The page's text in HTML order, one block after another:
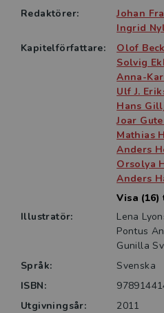
naturvetenskap och hälso-
apotekar-, biomedicin-,
sjuksköterskeprogrammen,
medicinskt perspektiv inom
och psykologutbildning. Den
som kurslitteratur för
Redaktörer:
Johan
Ingrid
Kapitelförfattare:
Olof Beck
Solvig
Anna-
Ulf J.
Hans
Joar
Mathias
Anders
Orsolya
Anders
Visa
Illustratör:
Lena
Pontus
Gunilla
Språk:
Svenska
ISBN:
Utgivningsår:
2011